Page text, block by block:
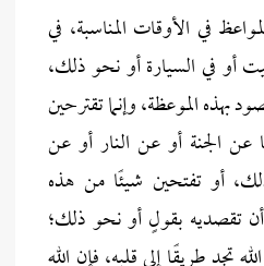
في الأوقات المناسبة، في
أو في السيارة أو نحو ذلك،
بهذه الموعظة، وإنما تقترحين
عن الجنة أو عن النار أو عن
أو تفتحين شيئًا من هذه
تقصديه بقولٍ أو نحو ذلك؛